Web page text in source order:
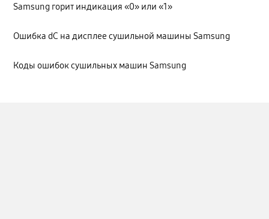
Samsung горит индикация «0» или «1»
Ошибка dC на дисплее сушильной машины Samsung
Коды ошибок сушильных машин Samsung